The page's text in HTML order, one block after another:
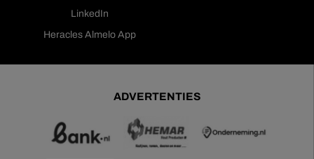
LinkedIn
Heracles Almelo App
ADVERTENTIES